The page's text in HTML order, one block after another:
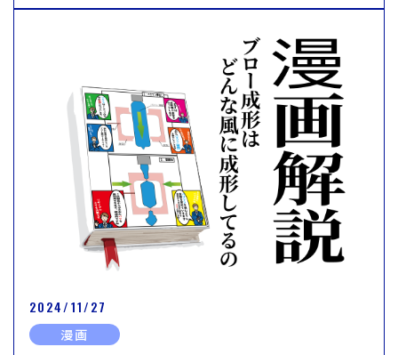
2024/11/27
漫画